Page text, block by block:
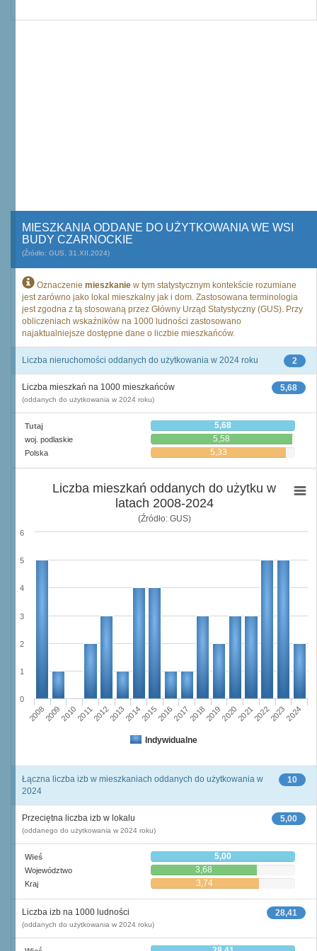
MIESZKANIA ODDANE DO UŻYTKOWANIA WE WSI
BUDY CZARNOCKIE
(Źródło: GUS, 31.XII.2024)
Oznaczenie mieszkanie w tym statystycznym kontekście rozumiane
jest zarówno jako lokal mieszkalny jak i dom. Zastosowana terminologia
jest zgodna z tą stosowaną przez Główny Urząd Statystyczny (GUS). Przy
obliczeniach wskaźników na 1000 ludności zastosowano
najaktualniejsze dostępne dane o liczbie mieszkańców.
2
Liczba nieruchomości oddanych do użytkowania w 2024 roku
5,68
Liczba mieszkań na 1000 mieszkańców
(oddanych do użytkowania w 2024 roku)
Tutaj 5,68
woj. podlaskie 5,58
Polska 5,33
Liczba mieszkań oddanych do użytku w
latach 2008-2024
(Źródło: GUS)
Indywidualne
20082009201020112012201320142015201620172018201920202021202220232024
0
1
2
3
4
5
6
10
Łączna liczba izb w mieszkaniach oddanych do użytkowania w
2024
5,00
Przeciętna liczba izb w lokalu
(oddanego do użytkowania w 2024 roku)
Wieś 5,00
Województwo 3,68
Kraj 3,74
28,41
Liczba izb na 1000 ludności
(oddanych do użytkowania w 2024 roku)